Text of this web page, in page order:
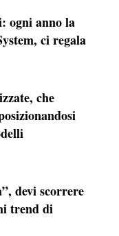
ogni anno la
ci regala
che
devi scorrere
trend di